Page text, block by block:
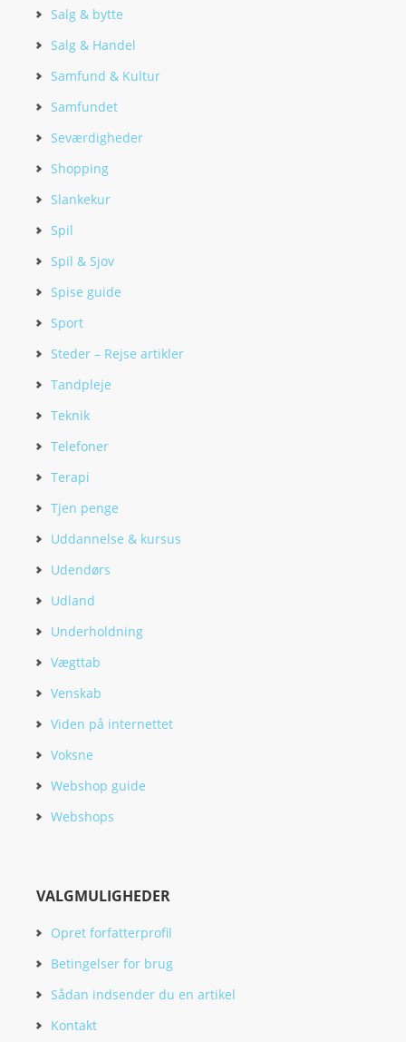
Salg & bytte
Salg & Handel
Samfund & Kultur
Samfundet
Seværdigheder
Shopping
Slankekur
Spil
Spil & Sjov
Spise guide
Sport
Steder – Rejse artikler
Tandpleje
Teknik
Telefoner
Terapi
Tjen penge
Uddannelse & kursus
Udendørs
Udland
Underholdning
Vægttab
Venskab
Viden på internettet
Voksne
Webshop guide
Webshops
VALGMULIGHEDER
Opret forfatterprofil
Betingelser for brug
Sådan indsender du en artikel
Kontakt